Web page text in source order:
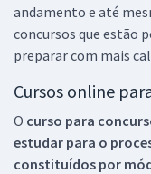
andamento e até
concursos que estão
preparar com mais
Cursos online
O curso para
estudar para o
constituídos por